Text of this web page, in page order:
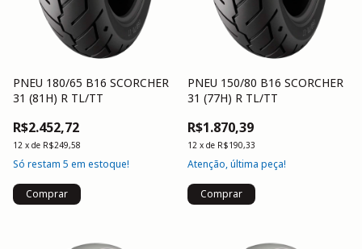
PNEU 180/65 B16 SCORCHER
31 (81H) R TL/TT
R$2.452,72
12 x de R$249,58
Só restam 5 em estoque!
PNEU 150/80 B16 SCORCHER
31 (77H) R TL/TT
R$1.870,39
12 x de R$190,33
Atenção, última peça!